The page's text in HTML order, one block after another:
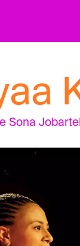
Sona